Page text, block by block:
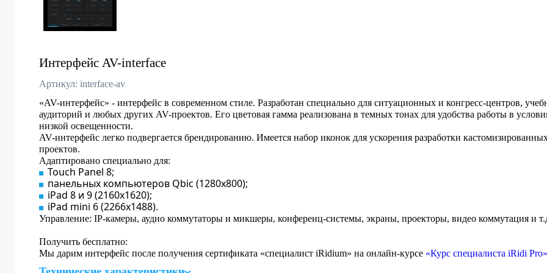
Интерфейс AV-interface
Артикул: interface-av
«AV-интерфейс» - интерфейс в современном стиле. Разработан специально для ситуационных и конгресс-центров,
аудиторий и любых других AV-проектов. Его цветовая гамма реализована в темных тонах для удобства работы в
низкой освещенности.
AV-интерфейс легко подвергается брендированию. Имеется набор иконок для ускорения разработки
проектов.
Адаптировано специально для:
Touch Panel 8;
панельных компьютеров Qbic (1280х800);
iPad 8 и 9 (2160x1620);
iPad mini 6 (2266x1488).
Управление: IP-камеры, аудио коммутаторы и микшеры, конференц-системы, экраны, проекторы, видео коммутация и
Получить бесплатно:
Мы дарим интерфейс после получения сертификата «специалист iRidium» на онлайн-курсе «Курс специалиста iRidi Pro»